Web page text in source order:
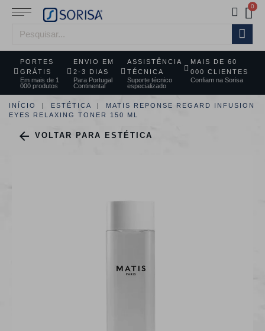
PORTES
GRÁTIS
Em mais de 1
000 produtos
ENVIO EM
2-3 DIAS
Para Portugal
Continental
ASSISTÊNCIA
TÉCNICA
Suporte técnico
especializado
MAIS DE 60
000 CLIENTES
Confiam na Sorisa
INÍCIO ESTÉTICA
MATIS REPONSE REGARD INFUSION
EYES RELAXING TONER 150 ML
 VOLTAR PARA ESTÉTICA